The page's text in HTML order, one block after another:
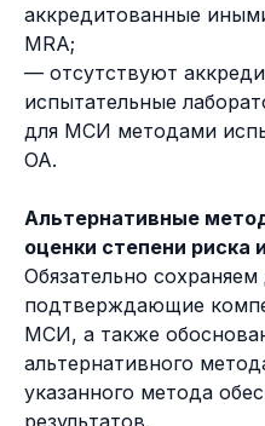
аккредитованные
MRA;
— отсутствуют
испытательные
для МСИ методами
ОА.
Альтернативные
оценки степени
Обязательно
подтверждающие
МСИ, а также
альтернативного
указанного метода